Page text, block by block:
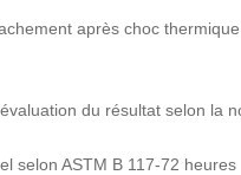
après choc
du résultat selon la
selon ASTM B 117-72 heures